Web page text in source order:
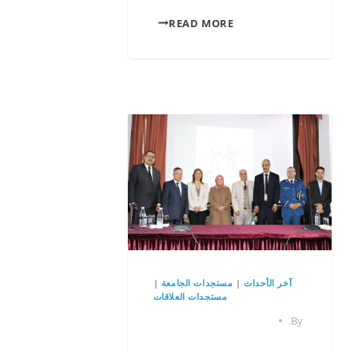
READ MORE
آخر الأحداث | مستجدات الجامعة |
مستجدات العلاقات
By
.